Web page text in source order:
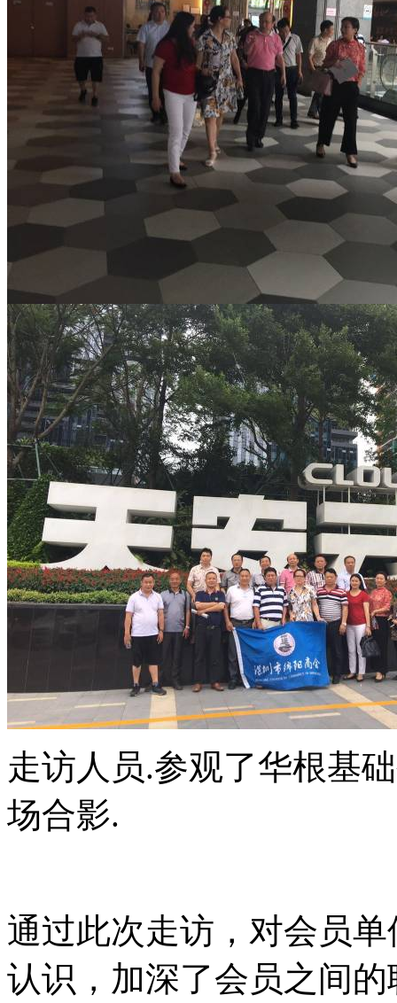
走访人员.参观了华根基
场合影.
通过此次走访，对会员
认识，加深了会员之间